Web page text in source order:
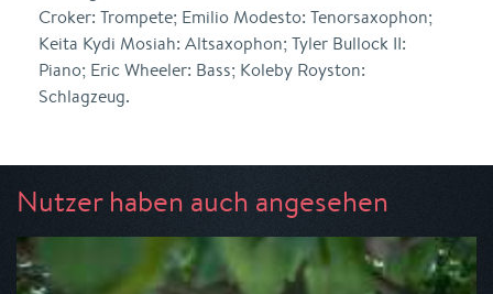
Croker: Trompete; Emilio Modesto: Tenorsaxophon;
Keita Kydi Mosiah: Altsaxophon; Tyler Bullock II:
Piano; Eric Wheeler: Bass; Koleby Royston:
Schlagzeug.
Nutzer haben auch angesehen